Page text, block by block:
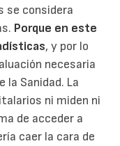
se considera
Porque en este
, y por lo
necesaria
la Sanidad. La
ni miden ni
de acceder a
caer la cara de